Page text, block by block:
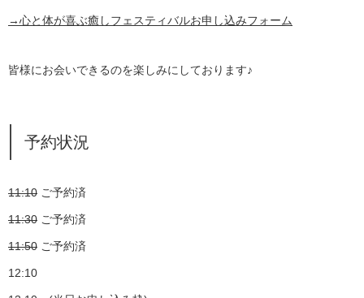
→心と体が喜ぶ癒しフェスティバルお申し込みフォーム
皆様にお会いできるのを楽しみにしております♪
予約状況
11:10 ご予約済
11:30 ご予約済
11:50 ご予約済
12:10